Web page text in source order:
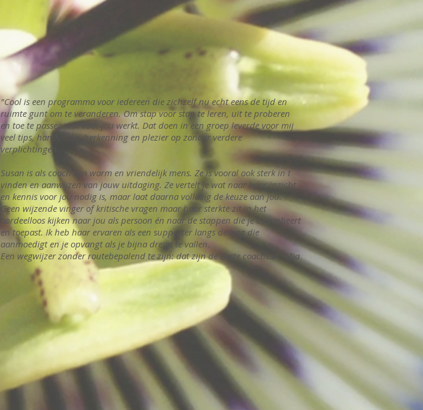
"Cool is een programma voor iedereen die zichzelf nu echt eens de tijd en
ruimte gunt om te veranderen. Om stap voor stap te leren, uit te proberen
en toe te passen wat voor jou werkt. Dat doen in een groep leverde voor mij
veel tips, handvaten, herkenning en plezier op zonder verdere
verplichtingen.
Susan is als coach een warm en vriendelijk mens. Ze is vooral ook sterk in t
vinden en aanwijzen van jouw uitdaging. Ze vertelt je wat naar haar inzicht
en kennis voor jou nodig is, maar laat daarna volledig de keuze aan jou.
Geen wijzende vinger of kritische vragen maar haar sterkte zit in het
oordeelloos kijken naar jou als persoon én naar de stappen die je uitprobeert
en toepast. Ik heb haar ervaren als een supporter langs de weg die
aanmoedigt en je opvangt als je bijna dreigt te vallen.
Een wegwijzer zonder routebepalend te zijn: dat zijn de beste coaches!" -Mia